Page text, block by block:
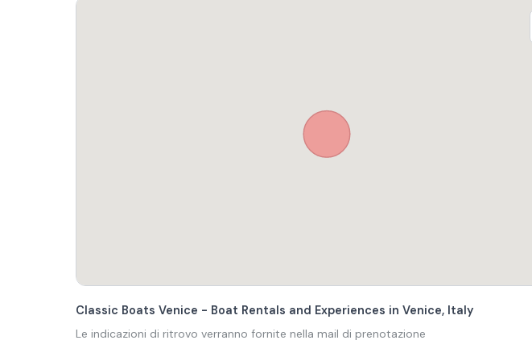
Classic Boats Venice - Boat Rentals and Experiences in Venice, Italy
Le indicazioni di ritrovo verranno fornite nella mail di prenotazione